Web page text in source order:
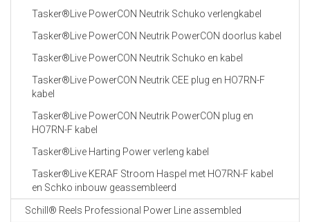
Tasker®Live PowerCON Neutrik Schuko verlengkabel
Tasker®Live PowerCON Neutrik PowerCON doorlus kabel
Tasker®Live PowerCON Neutrik Schuko en kabel
Tasker®Live PowerCON Neutrik CEE plug en HO7RN-F
kabel
Tasker®Live PowerCON Neutrik PowerCON plug en
HO7RN-F kabel
Tasker®Live Harting Power verleng kabel
Tasker®Live KERAF Stroom Haspel met HO7RN-F kabel
en Schko inbouw geassembleerd
Schill® Reels Professional Power Line assembled